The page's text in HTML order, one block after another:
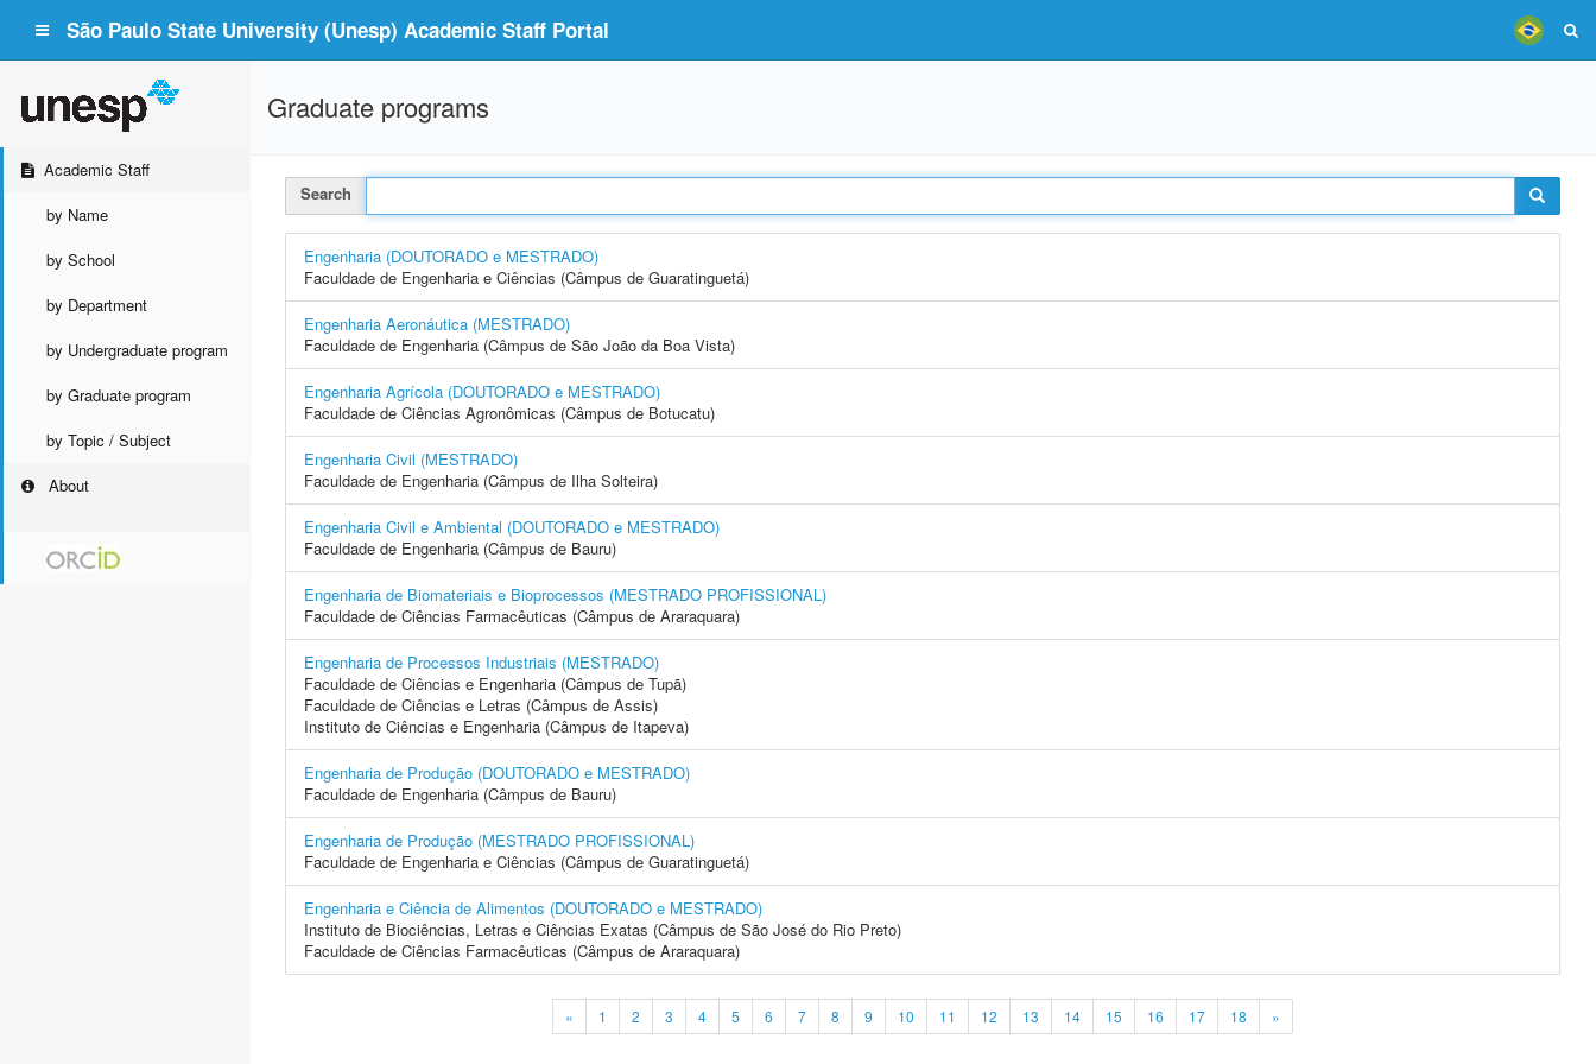
São Paulo State University (Unesp) Academic Staff Portal
Academic Staff
by Name
by School
by Department
by Undergraduate program
by Graduate program
by Topic / Subject
About
Graduate programs
Search
Engenharia (DOUTORADO e MESTRADO)
Faculdade de Engenharia e Ciências (Câmpus de Guaratinguetá)
Engenharia Aeronáutica (MESTRADO)
Faculdade de Engenharia (Câmpus de São João da Boa Vista)
Engenharia Agrícola (DOUTORADO e MESTRADO)
Faculdade de Ciências Agronômicas (Câmpus de Botucatu)
Engenharia Civil (MESTRADO)
Faculdade de Engenharia (Câmpus de Ilha Solteira)
Engenharia Civil e Ambiental (DOUTORADO e MESTRADO)
Faculdade de Engenharia (Câmpus de Bauru)
Engenharia de Biomateriais e Bioprocessos (MESTRADO PROFISSIONAL)
Faculdade de Ciências Farmacêuticas (Câmpus de Araraquara)
Engenharia de Processos Industriais (MESTRADO)
Faculdade de Ciências e Engenharia (Câmpus de Tupã)
Faculdade de Ciências e Letras (Câmpus de Assis)
Instituto de Ciências e Engenharia (Câmpus de Itapeva)
Engenharia de Produção (DOUTORADO e MESTRADO)
Faculdade de Engenharia (Câmpus de Bauru)
Engenharia de Produção (MESTRADO PROFISSIONAL)
Faculdade de Engenharia e Ciências (Câmpus de Guaratinguetá)
Engenharia e Ciência de Alimentos (DOUTORADO e MESTRADO)
Instituto de Biociências, Letras e Ciências Exatas (Câmpus de São José do Rio Preto)
Faculdade de Ciências Farmacêuticas (Câmpus de Araraquara)
« 1 2 3 4 5 6 7 8 9 10 11 12 13 14 15 16 17 18 »